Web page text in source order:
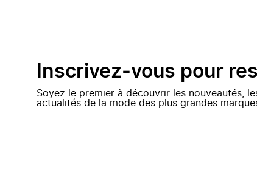
Inscrivez-vous pour
Soyez le premier à découvrir les nouveautés,
actualités de la mode des plus grandes